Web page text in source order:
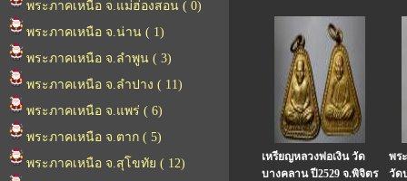
พระภาคเหนือ จ.แม่ฮ่องสอน ( 0)
พระภาคเหนือ จ.น่าน ( 1)
พระภาคเหนือ จ.ลำพูน ( 3)
พระภาคเหนือ จ.ลำปาง ( 11)
พระภาคเหนือ จ.แพร่ ( 6)
พระภาคเหนือ จ.ตาก ( 5)
พระภาคเหนือ จ.สุโขทัย ( 12)
เหรียญหลวงพ่อเงิน วัด
บางคลาน ปี2529 จ.พิจิตร
พร
วัด